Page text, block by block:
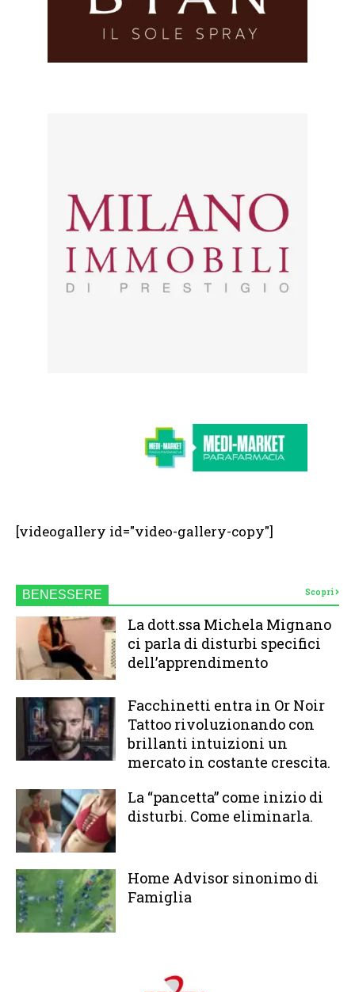
[videogallery id="video-gallery-copy"]
BENESSERE Scopri
La dott.ssa Michela Mignano
ci parla di disturbi specifici
dell’apprendimento
Facchinetti entra in Or Noir
Tattoo rivoluzionando con
brillanti intuizioni un
mercato in costante crescita.
La “pancetta” come inizio di
disturbi. Come eliminarla.
Home Advisor sinonimo di
Famiglia